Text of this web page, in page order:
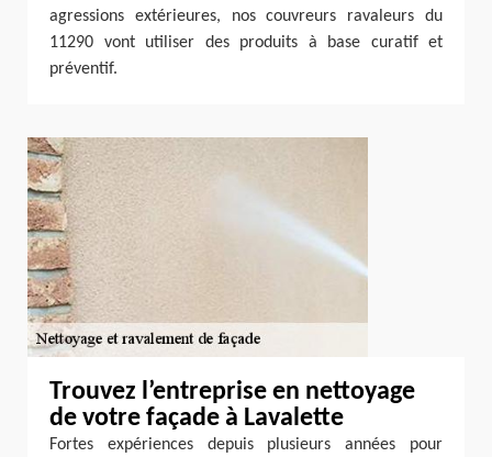
agressions extérieures, nos couvreurs ravaleurs du
11290 vont utiliser des produits à base curatif et
préventif.
Trouvez l’entreprise en nettoyage
de votre façade à Lavalette
Fortes expériences depuis plusieurs années pour